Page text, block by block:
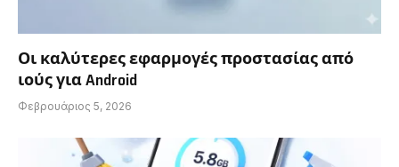
Οι καλύτερες εφαρμογές προστασίας από
ιούς για Android
Φεβρουάριος 5, 2026